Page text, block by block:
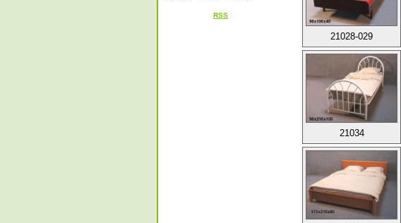
RSS
21028-029
21034